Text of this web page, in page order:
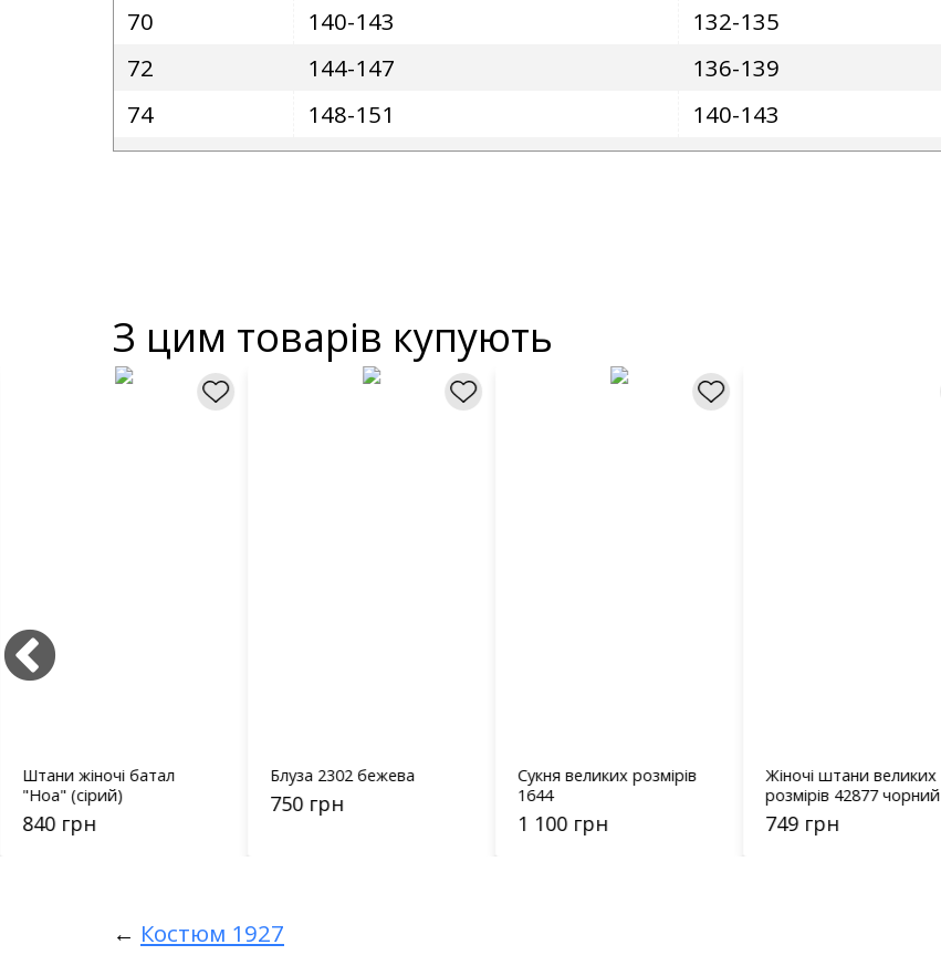
70
140-143 132-135
72
144-147 136-139
74
148-151 140-143
З цим товарів купують
Штани жіночі батал
"Ноа" (сірий)
840 грн
Блуза 2302 бежева
750 грн
Сукня великих розмірів
1644
1 100 грн
Жіночі штани великих
розмірів 42877 чорний
749 грн
← Костюм 1927